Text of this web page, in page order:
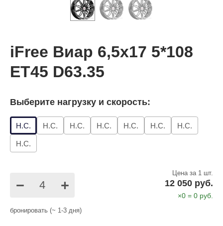
iFree Виар 6,5x17 5*108
ET45 D63.35
Выберите нагрузку и скорость:
Н.С. Н.С. Н.С. Н.С. Н.С. Н.С. Н.С.
Н.С.
− +
Цена за 1 шт.
12 050 руб.
×0 = 0 руб.
бронировать (~ 1-3 дня)